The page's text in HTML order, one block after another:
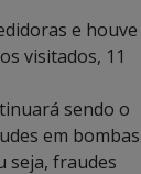
e houve
visitados, 11
sendo o
em bombas
seja, fraudes